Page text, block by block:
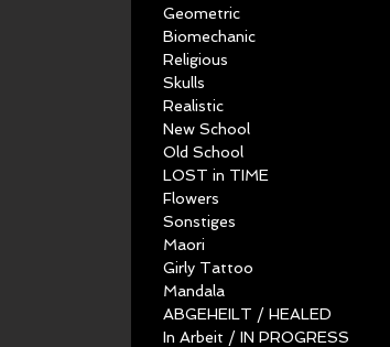
Geometric
Biomechanic
Religious
Skulls
Realistic
New School
Old School
LOST in TIME
Flowers
Sonstiges
Maori
Girly Tattoo
Mandala
ABGEHEILT / HEALED
In Arbeit / IN PROGRESS